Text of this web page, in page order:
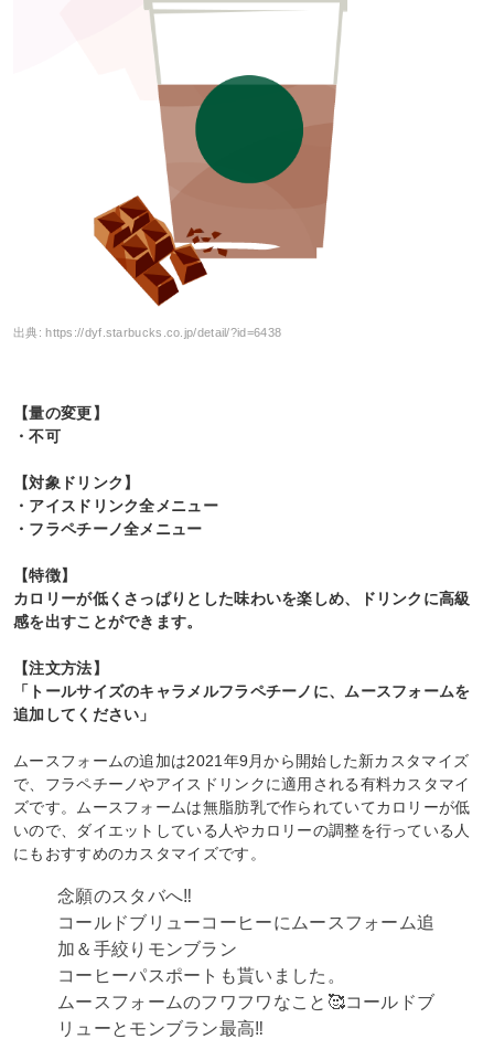
出典:https://dyf.starbucks.co.jp/detail/?id=6438
【量の変更】
・不可
【対象ドリンク】
・アイスドリンク全メニュー
・フラペチーノ全メニュー
【特徴】
カロリーが低くさっぱりとした味わいを楽しめ、ドリンクに高級
感を出すことができます。
【注文方法】
「トールサイズのキャラメルフラペチーノに、ムースフォームを
追加してください」
ムースフォームの追加は2021年9月から開始した新カスタマイズ
で、フラペチーノやアイスドリンクに適用される有料カスタマイ
ズです。ムースフォームは無脂肪乳で作られていてカロリーが低
いので、ダイエットしている人やカロリーの調整を行っている人
にもおすすめのカスタマイズです。
念願のスタバへ‼️
コールドブリューコーヒーにムースフォーム追
加＆手絞りモンブラン
コーヒーパスポートも貰いました。
ムースフォームのフワフワなこと🥰コールドブ
リューとモンブラン最高‼️